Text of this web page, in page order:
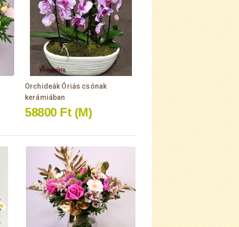
Orchideák Óriás csónak
kerámiában
58800 Ft (M)